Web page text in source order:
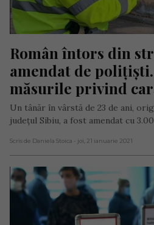
Român întors din
amendat de
măsurile privind
Un tânăr în vârstă de 23 de ani,
județul Sibiu, a fost amendat cu
Scris de Daniela Stoica - joi, 21 ianuarie 2021